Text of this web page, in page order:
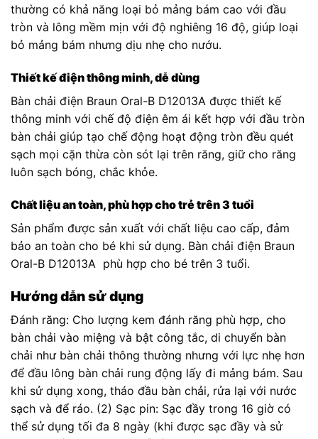
thường có khả năng loại bỏ mảng bám cao với đầu
tròn và lông mềm mịn với độ nghiêng 16 độ, giúp loại
bỏ mảng bám nhưng dịu nhẹ cho nướu.
Thiết kế điện thông minh, dễ dùng
Bàn chải điện Braun Oral-B D12013A được thiết kế
thông minh với chế độ điện êm ái kết hợp với đầu tròn
bàn chải giúp tạo chế động hoạt động tròn đều quét
sạch mọi cặn thừa còn sót lại trên răng, giữ cho răng
luôn sạch bóng, chắc khỏe.
Chất liệu an toàn, phù hợp cho trẻ trên 3 tuổi
Sản phẩm được sản xuất với chất liệu cao cấp, đảm
bảo an toàn cho bé khi sử dụng. Bàn chải điện Braun
Oral-B D12013A phù hợp cho bé trên 3 tuổi.
Hướng dẫn sử dụng
Đánh răng: Cho lượng kem đánh răng phù hợp, cho
bàn chải vào miệng và bật công tắc, di chuyển bàn
chải như bàn chải thông thường nhưng với lực nhẹ hơn
để đầu lông bàn chải rung động lấy đi mảng bám. Sau
khi sử dụng xong, tháo đầu bàn chải, rửa lại với nước
sạch và để ráo. (2) Sạc pin: Sạc đầy trong 16 giờ có
thể sử dụng tối đa 8 ngày (khi được sạc đầy và sử